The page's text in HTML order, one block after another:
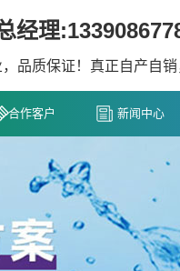
经理
品质保证！真正自产自销
合作客户 新闻中心